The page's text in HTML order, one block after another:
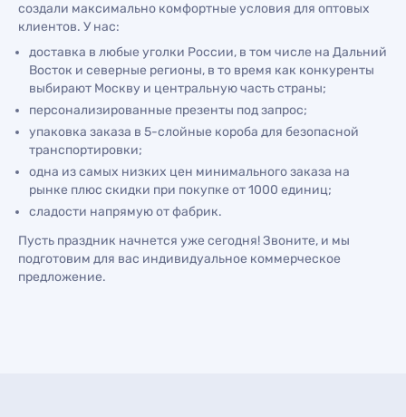
создали максимально комфортные условия для оптовых
клиентов. У нас:
доставка в любые уголки России, в том числе на Дальний
Восток и северные регионы, в то время как конкуренты
выбирают Москву и центральную часть страны;
персонализированные презенты под запрос;
упаковка заказа в 5-слойные короба для безопасной
транспортировки;
одна из самых низких цен минимального заказа на
рынке плюс скидки при покупке от 1000 единиц;
сладости напрямую от фабрик.
Пусть праздник начнется уже сегодня! Звоните, и мы
подготовим для вас индивидуальное коммерческое
предложение.